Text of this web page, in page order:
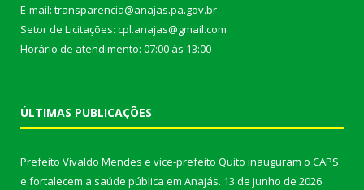
E-mail: transparencia@anajas.pa.gov.br
Setor de Licitações: cpl.anajas@gmail.com
Horário de atendimento: 07:00 às 13:00
ÚLTIMAS PUBLICAÇÕES
Prefeito Vivaldo Mendes e vice-prefeito Quito inauguram o CAPS
e fortalecem a saúde pública em Anajás. 13 de junho de 2026